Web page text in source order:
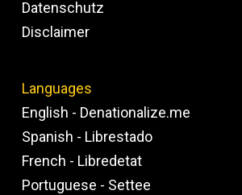
Datenschutz
Disclaimer
Languages
English - Denationalize.me
Spanish - Librestado
French - Libredetat
Portuguese - Settee